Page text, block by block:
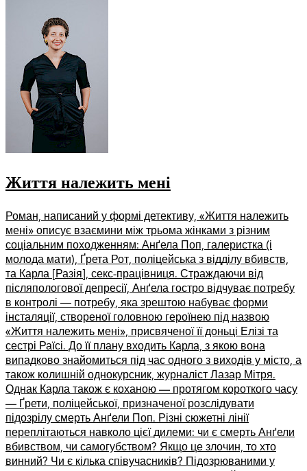
Життя належить мені
Роман, написаний у формі детективу, «Життя належить
мені» описує взаємини між трьома жінками з різним
соціальним походженням: Анґела Поп, галеристка (і
молода мати), Ґрета Рот, поліцейська з відділу вбивств,
та Карла [Разія], секс-працівниця. Страждаючи від
післяпологової депресії, Анґела гостро відчуває потребу
в контролі — потребу, яка зрештою набуває форми
інсталяції, створеної головною героїнею під назвою
«Життя належить мені», присвяченої її доньці Елізі та
сестрі Раїсі. До її плану входить Карла, з якою вона
випадково знайомиться під час одного з виходів у місто, а
також колишній однокурсник, журналіст Лазар Мітря.
Однак Карла також є коханою — протягом короткого часу
— Ґрети, поліцейської, призначеної розслідувати
підозрілу смерть Анґели Поп. Різні сюжетні лінії
переплітаються навколо цієї дилеми: чи є смерть Анґели
вбивством, чи самогубством? Якщо це злочин, то хто
винний? Чи є кілька співучасників? Підозрюваними у